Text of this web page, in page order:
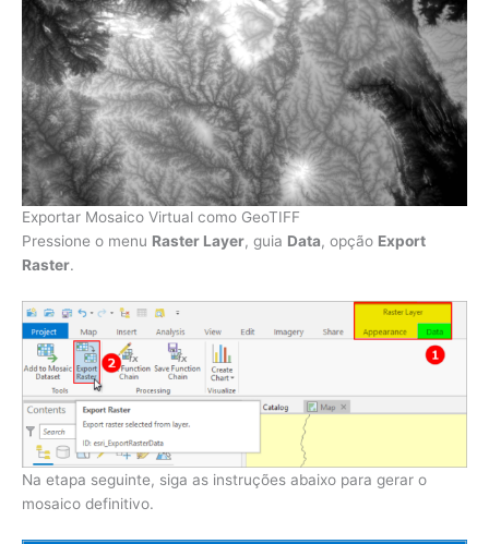
Exportar Mosaico Virtual como GeoTIFF
Pressione o menu Raster Layer, guia Data, opção Export
Raster.
Na etapa seguinte, siga as instruções abaixo para gerar o
mosaico definitivo.